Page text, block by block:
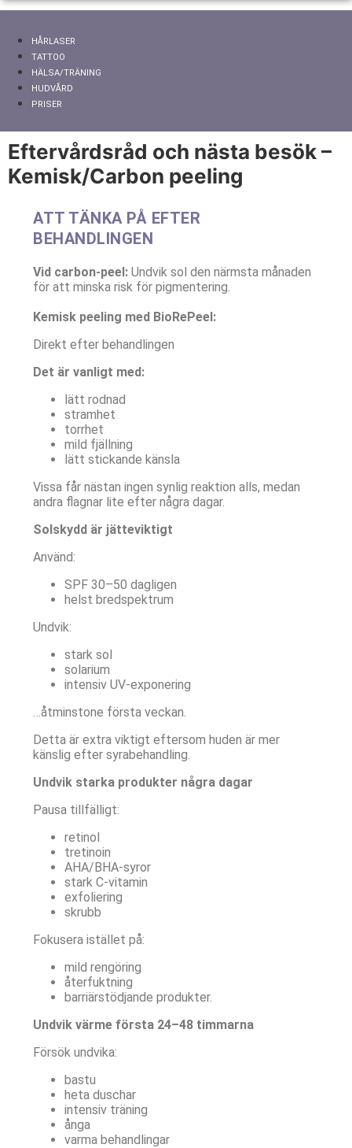
HÅRLASER
TATTOO
HÄLSA/TRÄNING
HUDVÅRD
PRISER
Eftervårdsråd och nästa besök –
Kemisk/Carbon peeling
ATT TÄNKA PÅ EFTER
BEHANDLINGEN
Vid carbon-peel: Undvik sol den närmsta månaden
för att minska risk för pigmentering.
Kemisk peeling med BioRePeel:
Direkt efter behandlingen
Det är vanligt med:
lätt rodnad
stramhet
torrhet
mild fjällning
lätt stickande känsla
Vissa får nästan ingen synlig reaktion alls, medan
andra flagnar lite efter några dagar.
Solskydd är jätteviktigt
Använd:
SPF 30–50 dagligen
helst bredspektrum
Undvik:
stark sol
solarium
intensiv UV-exponering
…åtminstone första veckan.
Detta är extra viktigt eftersom huden är mer
känslig efter syrabehandling.
Undvik starka produkter några dagar
Pausa tillfälligt:
retinol
tretinoin
AHA/BHA-syror
stark C-vitamin
exfoliering
skrubb
Fokusera istället på:
mild rengöring
återfuktning
barriärstödjande produkter.
Undvik värme första 24–48 timmarna
Försök undvika:
bastu
heta duschar
intensiv träning
ånga
varma behandlingar